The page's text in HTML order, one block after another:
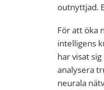
outnyttjad.
För att öka
intelligens
har visat
analysera
neurala